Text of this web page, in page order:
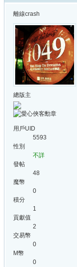
離線crash
總版主
用戶UID
5593
性別
不詳
發帖
48
魔幣
0
積分
1
貢獻值
2
交易幣
0
M幣
0